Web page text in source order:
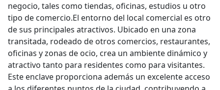
negocio, tales como tiendas, oficinas, estudios u otro
tipo de comercio.El entorno del local comercial es otro
de sus principales atractivos. Ubicado en una zona
transitada, rodeado de otros comercios, restaurantes,
oficinas y zonas de ocio, crea un ambiente dinámico y
atractivo tanto para residentes como para visitantes.
Este enclave proporciona además un excelente acceso